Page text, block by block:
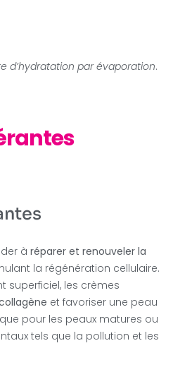
d’hydratation par évaporation.
à réparer et renouveler la
la régénération cellulaire.
superficiel, les crèmes
et favoriser une peau
pour les peaux matures ou
tels que la pollution et les